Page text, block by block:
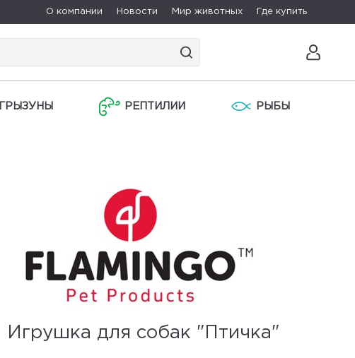
О компании Новости Мир животных Где купить
ГРЫЗУНЫ РЕПТИЛИИ РЫБЫ
Игрушка для собак "Птичка"